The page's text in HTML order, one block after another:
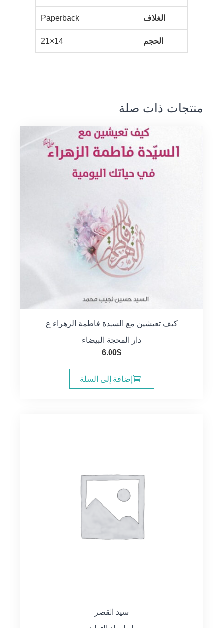
الغلاف Paperback
الحجم 14×21
منتجات ذات صلة
كيف تعيشين مع السيدة فاطمة الزهراء ع
دار المحجة البيضاء
6.00$
إضافة إلى السلة
سيد القصر